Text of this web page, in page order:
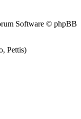
Software © phpBB
Pettis)